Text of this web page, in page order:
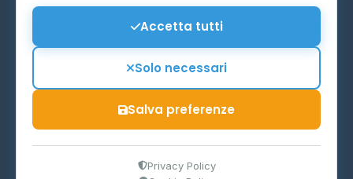
P.IVA 03859300364
Accetta tutti
Solo necessari
Salva preferenze
Privacy Policy